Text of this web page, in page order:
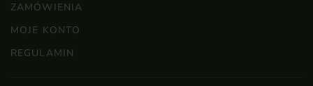
ZAMÓWIENIA
MOJE KONTO
REGULAMIN